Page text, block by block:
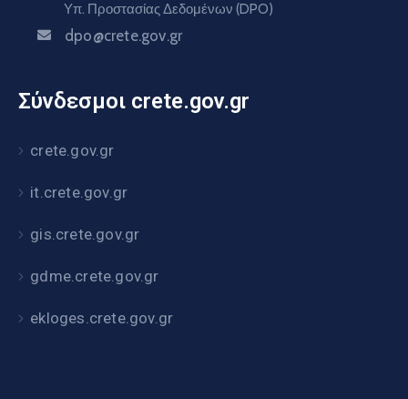
Υπ. Προστασίας Δεδομένων (DPO)
dpo@crete.gov.gr
Σύνδεσμοι crete.gov.gr
crete.gov.gr
it.crete.gov.gr
gis.crete.gov.gr
gdme.crete.gov.gr
ekloges.crete.gov.gr